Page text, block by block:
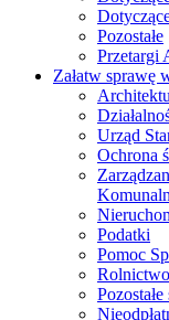
Pozostałe
Przetargi
Załatw sprawę
Urząd
Ochrona
Podatki
Pomoc
Rolnictwo